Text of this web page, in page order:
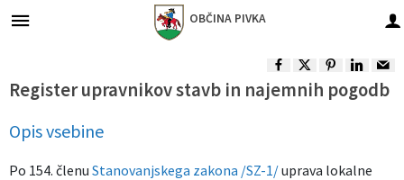
OBČINA PIVKA
Register upravnikov stavb in najemnih pogodb
Opis vsebine
Po 154. členu Stanovanjskega zakona /SZ-1/uprava lokalne